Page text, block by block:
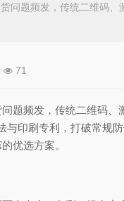
题频发，传统二维码、
71
频发，传统二维码、
与印刷专利，打破常规
优选方案。